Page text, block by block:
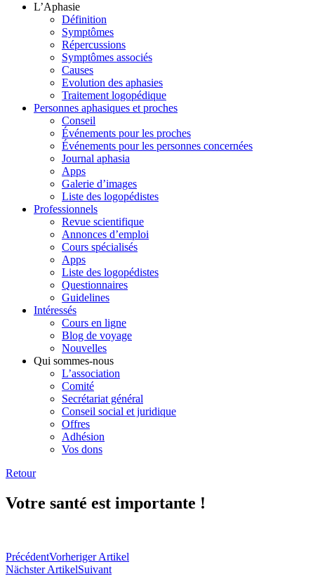
L’Aphasie
Définition
Symptômes
Répercussions
Symptômes associés
Causes
Evolution des aphasies
Traitement logopédique
Personnes aphasiques et proches
Conseil
Événements pour les proches
Événements pour les personnes concernées
Journal aphasia
Apps
Galerie d’images
Liste des logopédistes
Professionnels
Revue scientifique
Annonces d’emploi
Cours spécialisés
Apps
Liste des logopédistes
Questionnaires
Guidelines
Intéressés
Cours en ligne
Blog de voyage
Nouvelles
Qui sommes-nous
L’association
Comité
Secrétariat général
Conseil social et juridique
Offres
Adhésion
Vos dons
Retour
Votre santé est importante !
PrécédentVorheriger Artikel
Nächster ArtikelSuivant